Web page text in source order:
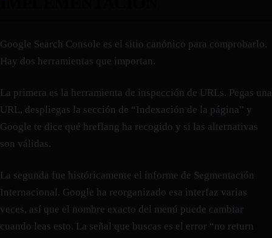
Google Search Console es el sitio canónico para comprobarlo.
Hay dos herramientas que importan.
La primera es la herramienta de inspección de URLs. Pegas una
URL, despliegas la sección de “Indexación de la página” y
Google te dice qué hreflang ha recogido y si las alternativas
son válidas.
La segunda fue históricamente el informe de Segmentación
Internacional. Google ha reorganizado esa interfaz varias
veces, así que el nombre exacto del menú puede cambiar
cuando leas esto. La señal que buscas es el error “no return